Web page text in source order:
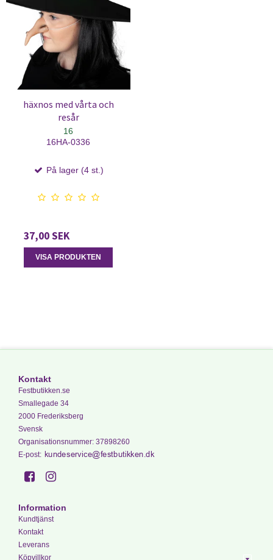
häxnos med vårta och
resår
16
16HA-0336
På lager (4 st.)
37,00 SEK
VISA PRODUKTEN
Kontakt
Festbutikken.se
Smallegade 34
2000 Frederiksberg
Svensk
Organisationsnummer: 37898260
E-post:
Information
Kundtjänst
Kontakt
Leverans
Köpvillkor